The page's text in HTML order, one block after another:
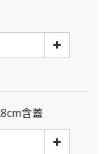
含蓋